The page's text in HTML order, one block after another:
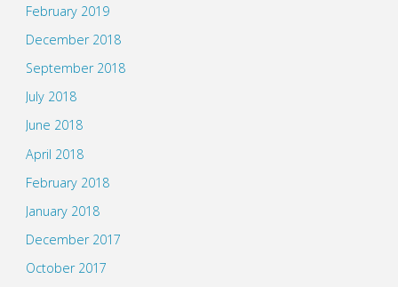
February 2019
December 2018
September 2018
July 2018
June 2018
April 2018
February 2018
January 2018
December 2017
October 2017